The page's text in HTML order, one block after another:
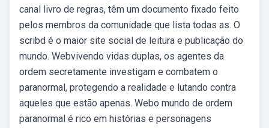
canal livro de regras, têm um documento fixado feito
pelos membros da comunidade que lista todas as. O
scribd é o maior site social de leitura e publicação do
mundo. Webvivendo vidas duplas, os agentes da
ordem secretamente investigam e combatem o
paranormal, protegendo a realidade e lutando contra
aqueles que estão apenas. Webo mundo de ordem
paranormal é rico em histórias e personagens